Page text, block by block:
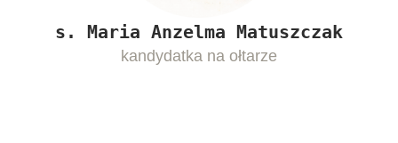
s. Maria Anzelma Matuszczak
kandydatka na ołtarze